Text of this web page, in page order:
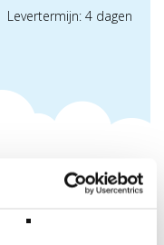
Levertermijn: 4 dagen
step licht -